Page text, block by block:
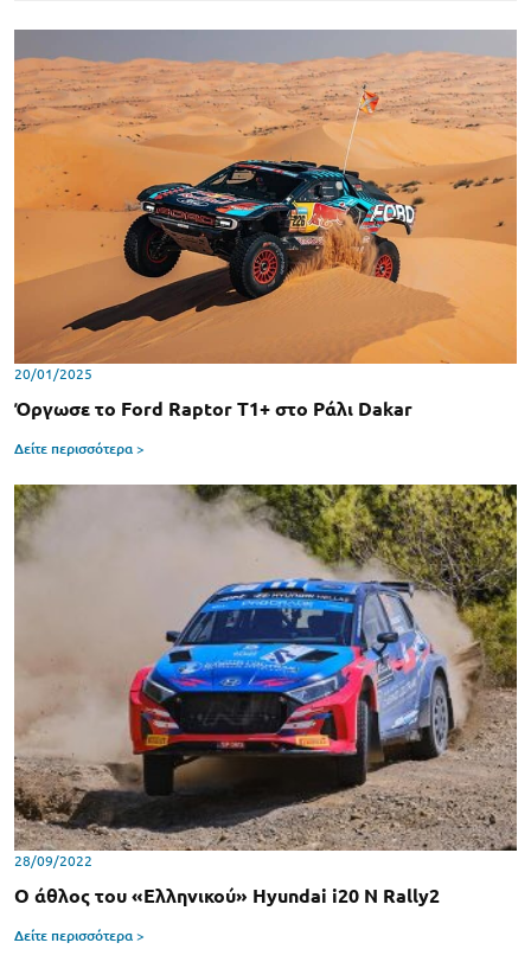
20/01/2025
Όργωσε το Ford Raptor T1+ στο Ράλι Dakar
Δείτε περισσότερα >
28/09/2022
Ο άθλος του «Ελληνικού» Hyundai i20 N Rally2
Δείτε περισσότερα >